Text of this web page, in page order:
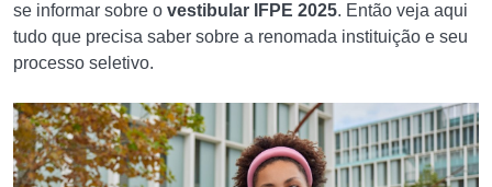
se informar sobre o vestibular IFPE 2025. Então veja aqui
tudo que precisa saber sobre a renomada instituição e seu
processo seletivo.